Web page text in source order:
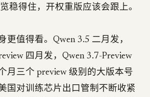
稳得住，开权重版应该会跟上。
更值得看。Qwen 3.5 二月发，
四月发，Qwen 3.7-Preview
月三个 preview 级别的大版本号
国对训练芯片出口管制不断收紧